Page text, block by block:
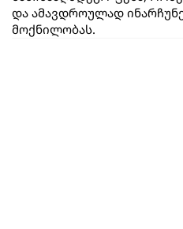
და ამავდროულად
მოქნილობას.